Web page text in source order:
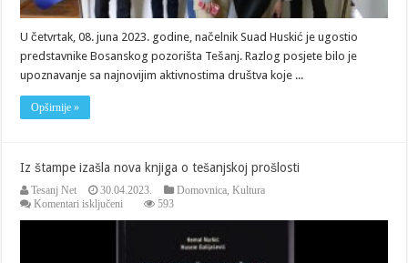
U četvrtak, 08. juna 2023. godine, načelnik Suad Huskić je ugostio
predstavnike Bosanskog pozorišta Tešanj. Razlog posjete bilo je
upoznavanje sa najnovijim aktivnostima društva koje ...
Opširnije »
Iz štampe izašla nova knjiga o tešanjskoj prošlosti
Tesanj Net 30.04.2023. Domovnica,Kultura
Komentari isključeni
593